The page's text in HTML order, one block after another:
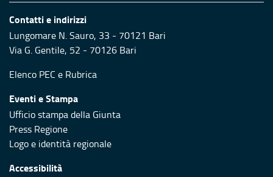
Contatti e indirizzi
Lungomare N. Sauro, 33 - 70121 Bari
Via G. Gentile, 52 - 70126 Bari
Elenco PEC e Rubrica
Eventi e Stampa
Ufficio stampa della Giunta
Press Regione
Logo e identità regionale
Accessibilità